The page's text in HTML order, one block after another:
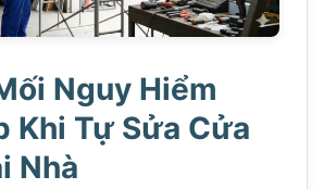
Nguy Hiểm
Khi Tự Sửa Cửa
Nhà